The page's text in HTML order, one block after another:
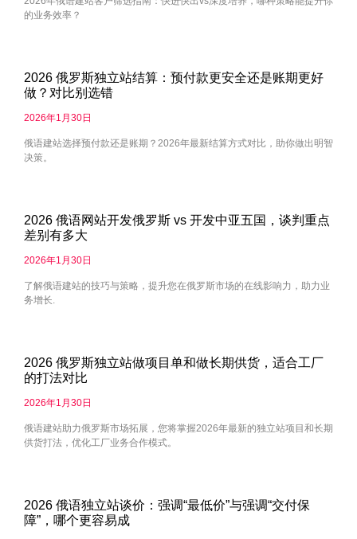
的业务效率？
2026 俄罗斯独立站结算：预付款更安全还是账期更好
做？对比别选错
2026年1月30日
俄语建站选择预付款还是账期？2026年最新结算方式对比，助你做出明智
决策。
2026 俄语网站开发俄罗斯 vs 开发中亚五国，谈判重点
差别有多大
2026年1月30日
了解俄语建站的技巧与策略，提升您在俄罗斯市场的在线影响力，助力业
务增长.
2026 俄罗斯独立站做项目单和做长期供货，适合工厂
的打法对比
2026年1月30日
俄语建站助力俄罗斯市场拓展，您将掌握2026年最新的独立站项目和长期
供货打法，优化工厂业务合作模式。
2026 俄语独立站谈价：强调“最低价”与强调“交付保
障”，哪个更容易成